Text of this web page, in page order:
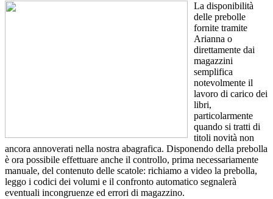
La disponibilità
delle prebolle
fornite tramite
Arianna o
direttamente dai
magazzini
semplifica
notevolmente il
lavoro di carico dei
libri,
particolarmente
quando si tratti di
titoli novità non
ancora annoverati nella nostra abagrafica. Disponendo della prebolla
è ora possibile effettuare anche il controllo, prima necessariamente
manuale, del contenuto delle scatole: richiamo a video la prebolla,
leggo i codici dei volumi e il confronto automatico segnalerà
eventuali incongruenze ed errori di magazzino.